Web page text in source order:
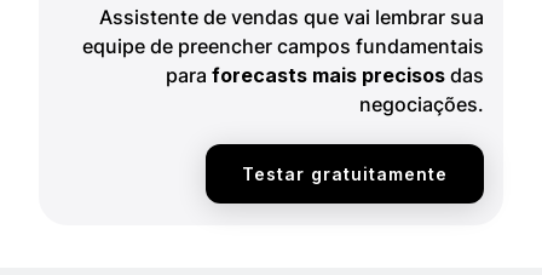
Assistente de vendas que vai lembrar sua
equipe de preencher campos fundamentais
para forecasts mais precisos das
negociações.
Testar gratuitamente